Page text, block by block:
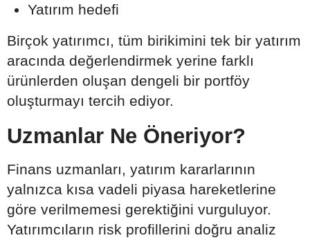
Yatırım hedefi
Birçok yatırımcı, tüm birikimini tek bir yatırım
aracında değerlendirmek yerine farklı
ürünlerden oluşan dengeli bir portföy
oluşturmayı tercih ediyor.
Uzmanlar Ne Öneriyor?
Finans uzmanları, yatırım kararlarının
yalnızca kısa vadeli piyasa hareketlerine
göre verilmemesi gerektiğini vurguluyor.
Yatırımcıların risk profillerini doğru analiz